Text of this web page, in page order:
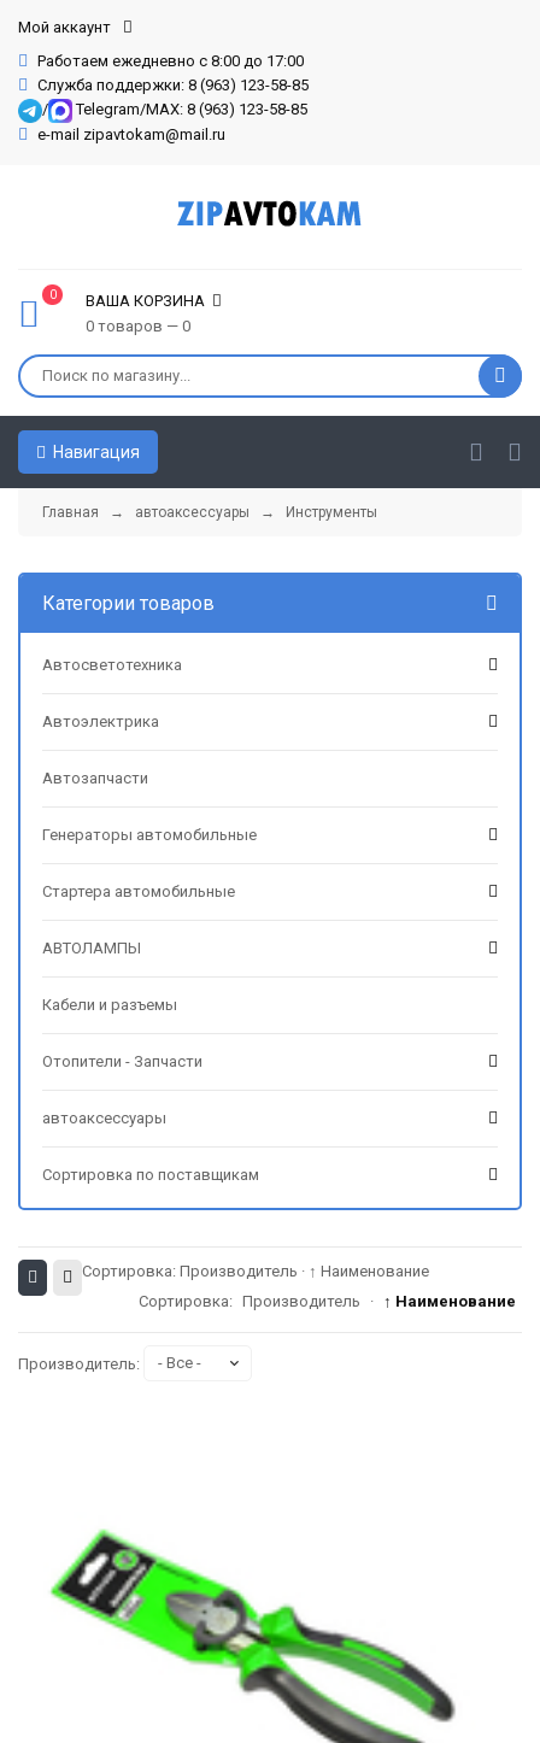
Мой аккаунт
Работаем ежедневно с 8:00 до 17:00
Служба поддержки: 8 (963) 123-58-85
/
Telegram/MAX: 8 (963) 123-58-85
e-mail zipavtokam@mail.ru
0
ВАША КОРЗИНА
0 товаров — 0
Навигация
Главная → автоаксессуары → Инструменты
Категории товаров
Автосветотехника
Автоэлектрика
Автозапчасти
Генераторы автомобильные
Стартера автомобильные
АВТОЛАМПЫ
Кабели и разъемы
Отопители - Запчасти
автоаксессуары
Сортировка по поставщикам
Сортировка: Производитель · ↑ Наименование
Сортировка: Производитель · ↑ Наименование
Производитель: